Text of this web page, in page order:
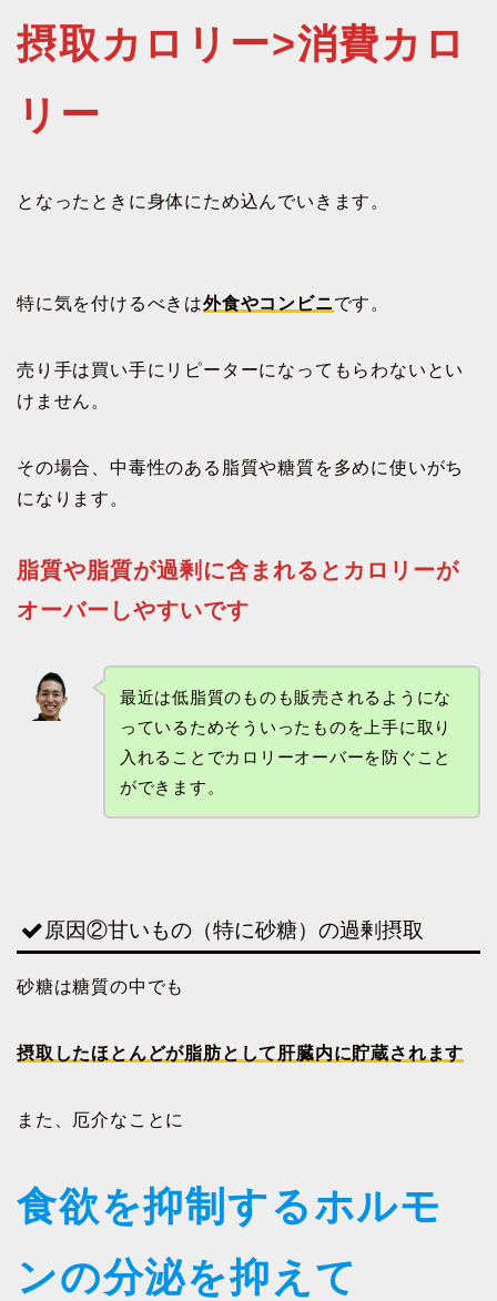
摂取カロリー>消費カロ
リー
となったときに身体にため込んでいきます。
特に気を付けるべきは外食やコンビニです。
売り手は買い手にリピーターになってもらわないとい
けません。
その場合、中毒性のある脂質や糖質を多めに使いがち
になります。
脂質や脂質が過剰に含まれるとカロリーが
オーバーしやすいです
最近は低脂質のものも販売されるようにな
っているためそういったものを上手に取り
入れることでカロリーオーバーを防ぐこと
ができます。
原因②甘いもの（特に砂糖）の過剰摂取
砂糖は糖質の中でも
摂取したほとんどが脂肪として肝臓内に貯蔵されます
また、厄介なことに
食欲を抑制するホルモ
ンの分泌を抑えて